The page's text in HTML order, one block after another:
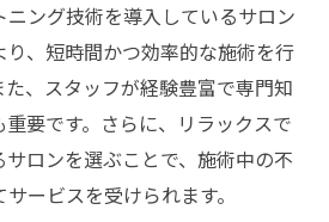
ング技術を導入しているサロン
り、短時間かつ効率的な施術を行
、スタッフが経験豊富で専門知
要です。さらに、リラックスで
ロンを選ぶことで、施術中の不
ービスを受けられます。